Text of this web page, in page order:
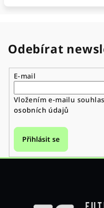
Odebírat
E-mail
Vložením e-mailu
osobních údajů
Přihlásit se